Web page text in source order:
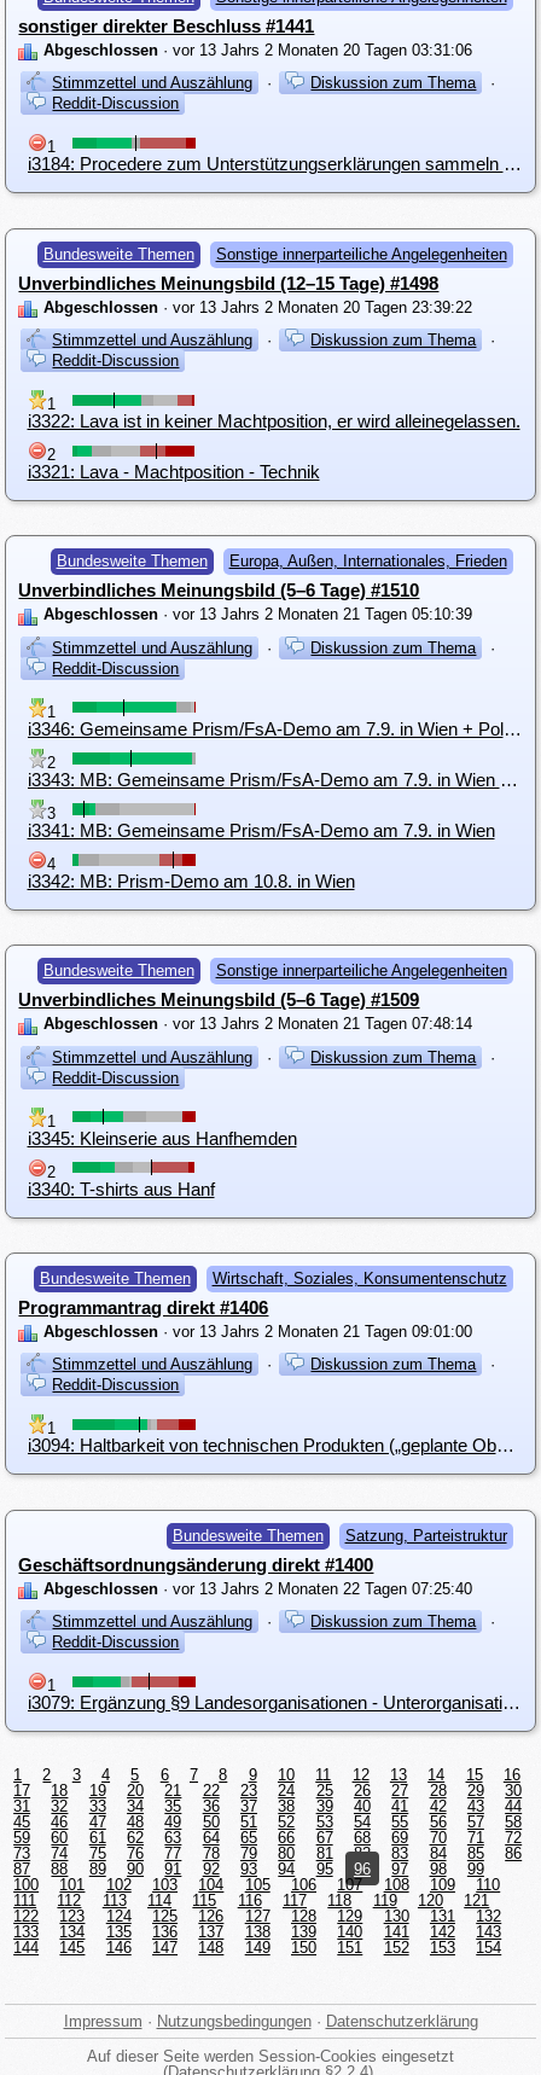
sonstiger direkter Beschluss #1441
Abgeschlossen · vor 13 Jahrs 2 Monaten 20 Tagen 03:31:06
Stimmzettel und Auszählung
· Diskussion zum Thema
·
Reddit-Discussion
1
i3184: Procedere zum Unterstützungserklärungen sammeln für die #NRW2013
Bundesweite Themen Sonstige innerparteiliche Angelegenheiten
Unverbindliches Meinungsbild (12–15 Tage) #1498
Abgeschlossen · vor 13 Jahrs 2 Monaten 20 Tagen 23:39:22
Stimmzettel und Auszählung
· Diskussion zum Thema
·
Reddit-Discussion
1
i3322: Lava ist in keiner Machtposition, er wird alleinegelassen.
2
i3321: Lava - Machtposition - Technik
Bundesweite Themen Europa, Außen, Internationales, Frieden
Unverbindliches Meinungsbild (5–6 Tage) #1510
Abgeschlossen · vor 13 Jahrs 2 Monaten 21 Tagen 05:10:39
Stimmzettel und Auszählung
· Diskussion zum Thema
·
Reddit-Discussion
1
i3346: Gemeinsame Prism/FsA-Demo am 7.9. in Wien + Politik tut nichts-Demo am 10. 8. in Wien
2
i3343: MB: Gemeinsame Prism/FsA-Demo am 7.9. in Wien + Mobilisierung am 10.8 + 31.8
3
i3341: MB: Gemeinsame Prism/FsA-Demo am 7.9. in Wien
4
i3342: MB: Prism-Demo am 10.8. in Wien
Bundesweite Themen Sonstige innerparteiliche Angelegenheiten
Unverbindliches Meinungsbild (5–6 Tage) #1509
Abgeschlossen · vor 13 Jahrs 2 Monaten 21 Tagen 07:48:14
Stimmzettel und Auszählung
· Diskussion zum Thema
·
Reddit-Discussion
1
i3345: Kleinserie aus Hanfhemden
2
i3340: T-shirts aus Hanf
Bundesweite Themen Wirtschaft, Soziales, Konsumentenschutz
Programmantrag direkt #1406
Abgeschlossen · vor 13 Jahrs 2 Monaten 21 Tagen 09:01:00
Stimmzettel und Auszählung
· Diskussion zum Thema
·
Reddit-Discussion
1
i3094: Haltbarkeit von technischen Produkten („geplante Obsoleszenz“)
Bundesweite Themen Satzung, Parteistruktur
Geschäftsordnungsänderung direkt #1400
Abgeschlossen · vor 13 Jahrs 2 Monaten 22 Tagen 07:25:40
Stimmzettel und Auszählung
· Diskussion zum Thema
·
Reddit-Discussion
1
i3079: Ergänzung §9 Landesorganisationen - Unterorganisationen / Städte / Orte
1 2 3 4 5 6 7 8 9 10 11 12 13 14 15
16
17
18 19 20 21 22 23 24 25 26 27 28 29
30
31
32 33 34 35 36 37 38 39 40 41 42 43
44
45
46 47 48 49 50 51 52 53 54 55 56 57
58
59
60 61 62 63 64 65 66 67 68 69 70 71
72
73
74 75 76 77 78 79 80 81 82 83 84 85
86
87
88 89 90 91 92 93 94 95 96 97 98
99
100
101 102 103 104 105 106 107 108 109
110
111
112 113 114 115 116 117 118 119 120
121
122
123 124 125 126 127 128 129 130 131
132
133
134 135 136 137 138 139 140 141 142
143
144
145 146 147 148 149 150 151 152 153 154
Impressum · Nutzungsbedingungen· Datenschutzerklärung
Auf dieser Seite werden Session-Cookies eingesetzt
(Datenschutzerklärung §2.2.4).